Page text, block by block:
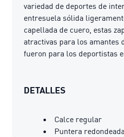
variedad de deportes de
entresuela sólida
capellada de cuero, estas
atractivas para los amantes
fueron para los deportistas
DETALLES
Calce regular
Puntera redondeada